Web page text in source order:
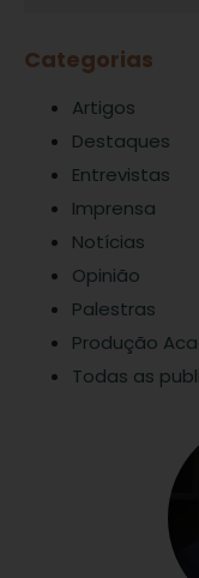
Categorias
Artigos
Destaques
Entrevistas
Imprensa
Notícias
Opinião
Palestras
Produção
Todas as